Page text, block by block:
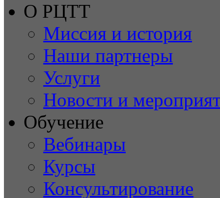
О РЦТТ
Миссия и история
Наши партнеры
Услуги
Новости и
Обучение
Вебинары
Курсы
Консультирование